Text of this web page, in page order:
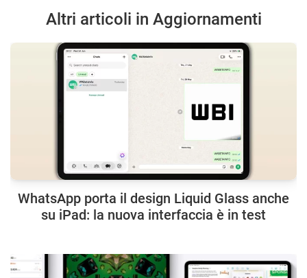
Altri articoli in Aggiornamenti
WhatsApp porta il design Liquid Glass anche
su iPad: la nuova interfaccia è in test